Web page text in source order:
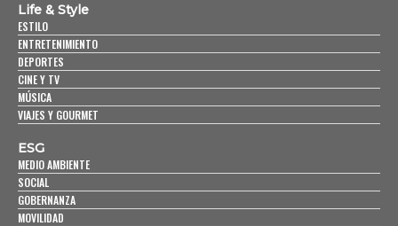
Life & Style
ESTILO
ENTRETENIMIENTO
DEPORTES
CINE Y TV
MÚSICA
VIAJES Y GOURMET
ESG
MEDIO AMBIENTE
SOCIAL
GOBERNANZA
MOVILIDAD